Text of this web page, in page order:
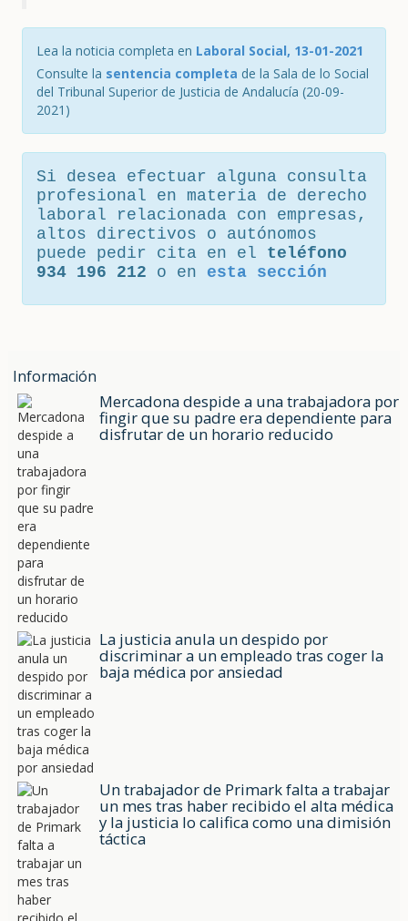
Lea la noticia completa en Laboral Social, 13-01-2021
Consulte la sentencia completa de la Sala de lo Social
del Tribunal Superior de Justicia de Andalucía (20-09-
2021)
Si desea efectuar alguna consulta
profesional en materia de derecho
laboral relacionada con empresas,
altos directivos o autónomos
puede pedir cita en el teléfono
934 196 212 o en esta sección
Información
Mercadona despide a una trabajadora por
fingir que su padre era dependiente para
disfrutar de un horario reducido
La justicia anula un despido por
discriminar a un empleado tras coger la
baja médica por ansiedad
Un trabajador de Primark falta a trabajar
un mes tras haber recibido el alta médica
y la justicia lo califica como una dimisión
táctica